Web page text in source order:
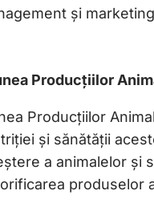
şi
Producțiilor
Producțiilor
și sănătății
a animalelor și
produselor